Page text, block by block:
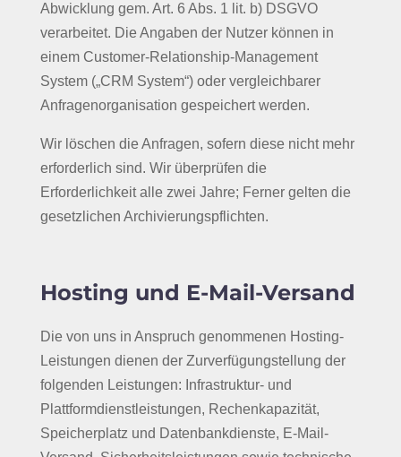
Abwicklung gem. Art. 6 Abs. 1 lit. b) DSGVO
verarbeitet. Die Angaben der Nutzer können in
einem Customer-Relationship-Management
System („CRM System“) oder vergleichbarer
Anfragenorganisation gespeichert werden.
Wir löschen die Anfragen, sofern diese nicht mehr
erforderlich sind. Wir überprüfen die
Erforderlichkeit alle zwei Jahre; Ferner gelten die
gesetzlichen Archivierungspflichten.
Hosting und E-Mail-Versand
Die von uns in Anspruch genommenen Hosting-
Leistungen dienen der Zurverfügungstellung der
folgenden Leistungen: Infrastruktur- und
Plattformdienstleistungen, Rechenkapazität,
Speicherplatz und Datenbankdienste, E-Mail-